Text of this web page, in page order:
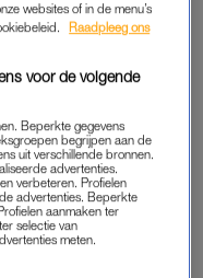
systematische
zagen in elke fase
In zeven van de
niet alle dieren bij een
slachthuizen werd
vooruit te
alleen als laatste
websites of in de menu’s
Raadpleeg ons
voor de volgende
Beperkte gegevens
begrijpen aan de
uit verschillende bronnen.
advertenties.
verbeteren. Profielen
advertenties. Beperkte
aanmaken ter
selectie van
meten.